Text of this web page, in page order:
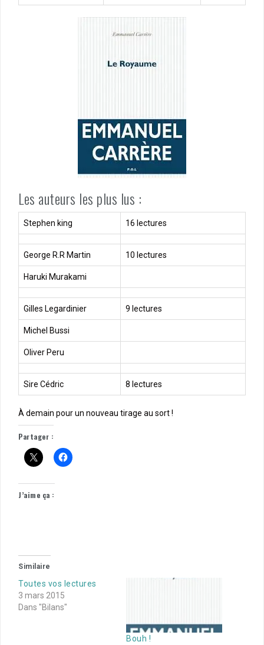
Les auteurs les plus lus :
Stephen king 16 lectures
George R.R Martin 10 lectures
Haruki Murakami
Gilles Legardinier 9 lectures
Michel Bussi
Oliver Peru
Sire Cédric 8 lectures
À demain pour un nouveau tirage au sort !
Partager :
J’aime ça :
Similaire
Toutes vos lectures
3 mars 2015
Dans "Bilans"
Bouh !